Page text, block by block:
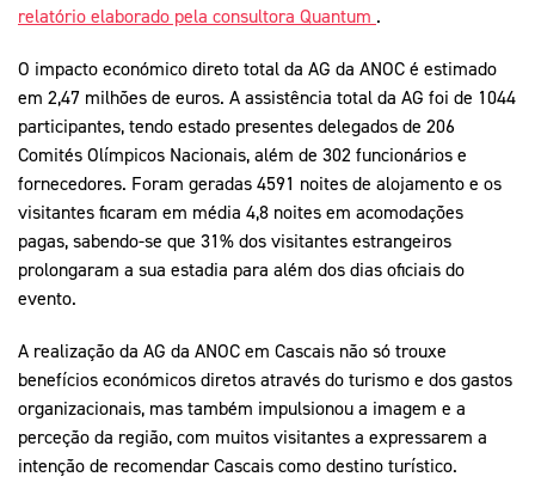
relatório elaborado pela consultora Quantum .
O impacto económico direto total da AG da ANOC é estimado
em 2,47 milhões de euros. A assistência total da AG foi de 1044
participantes, tendo estado presentes delegados de 206
Comités Olímpicos Nacionais, além de 302 funcionários e
fornecedores. Foram geradas 4591 noites de alojamento e os
visitantes ficaram em média 4,8 noites em acomodações
pagas, sabendo-se que 31% dos visitantes estrangeiros
prolongaram a sua estadia para além dos dias oficiais do
evento.
A realização da AG da ANOC em Cascais não só trouxe
benefícios económicos diretos através do turismo e dos gastos
organizacionais, mas também impulsionou a imagem e a
perceção da região, com muitos visitantes a expressarem a
intenção de recomendar Cascais como destino turístico.